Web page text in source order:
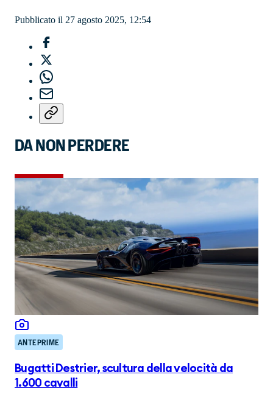
Pubblicato il 27 agosto 2025, 12:54
DA NON PERDERE
ANTEPRIME
Bugatti Destrier, scultura della velocità da
1.600 cavalli